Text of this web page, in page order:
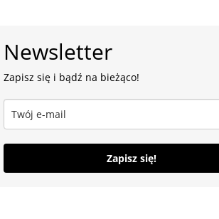
Newsletter
Zapisz się i bądź na bieżąco!
Zapisz się!